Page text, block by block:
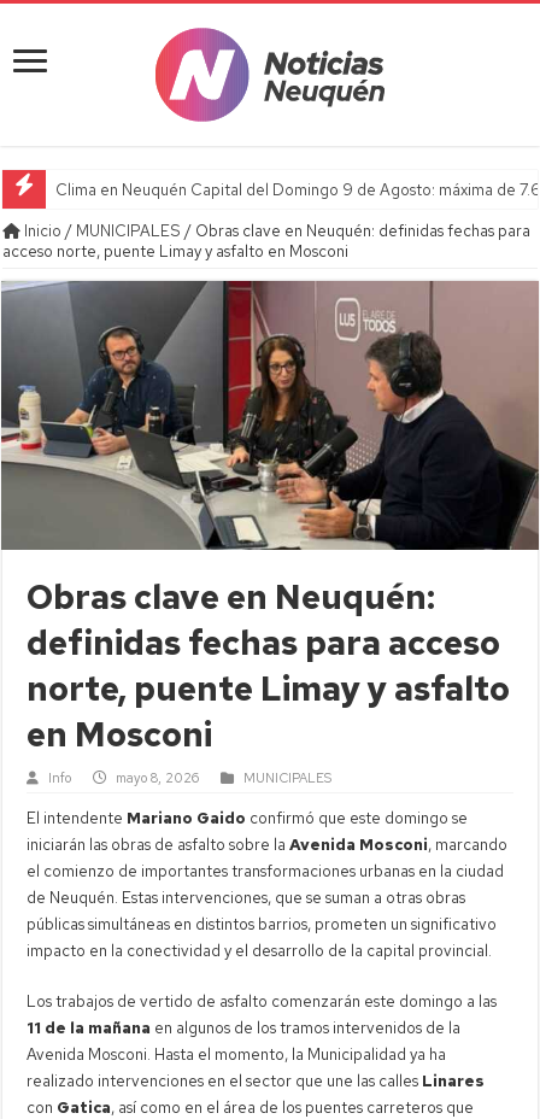
Clima en Neuquén Capital del Domingo 9 de Agosto: máxima de
Inicio / MUNICIPALES / Obras clave en Neuquén: definidas fechas para
acceso norte, puente Limay y asfalto en Mosconi
Obras clave en Neuquén:
definidas fechas para acceso
norte, puente Limay y asfalto
en Mosconi
Info mayo 8, 2026 MUNICIPALES
El intendente Mariano Gaido confirmó que este domingo se
iniciarán las obras de asfalto sobre laAvenida Mosconi, marcando
el comienzo de importantes transformaciones urbanas en la ciudad
de Neuquén. Estas intervenciones, que se suman a otras obras
públicas simultáneas en distintos barrios, prometen un significativo
impacto en la conectividad y el desarrollo de la capital provincial.
Los trabajos de vertido de asfalto comenzarán este domingo a las
11 de la mañana en algunos de los tramos intervenidos de la
Avenida Mosconi. Hasta el momento, la Municipalidad ya ha
realizado intervenciones en el sector que une las calles Linares
con Gatica, así como en el área de los puentes carreteros que